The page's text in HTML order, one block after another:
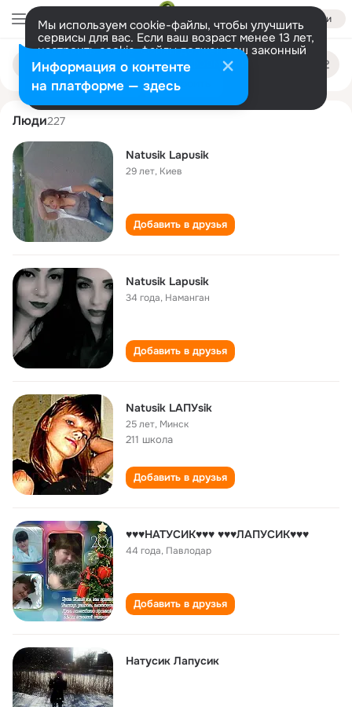
Войти
Мы используем cookie-файлы, чтобы улучшить
сервисы для вас. Если ваш возраст менее 13 лет,
настроить cookie-файлы должен ваш законный
представитель. Больше информации
Разрешить все Настроить
Поиск
людям
natusik lapusik
Люди227
Natusik Lapusik
29 лет, Киев
Добавить в друзья
Natusik Lapusik
34 года, Наманган
Добавить в друзья
Natusik LАПУsik
25 лет, Минск
211 школа
Добавить в друзья
♥♥♥НАТУСИК♥♥♥ ♥♥♥ЛАПУСИК♥♥♥
44 года, Павлодар
Добавить в друзья
Натусик Лапусик
Информация о контенте
на платформе — здесь